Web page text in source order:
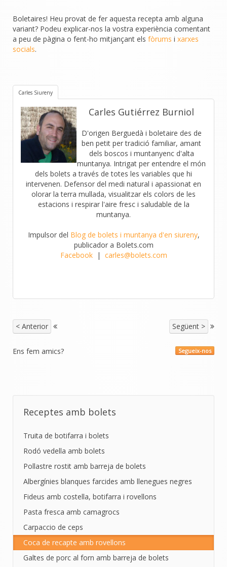
Boletaires! Heu provat de fer aquesta recepta amb alguna
variant? Podeu explicar-nos la vostra experiència comentant
a peu de pàgina o fent-ho mitjançant els fòrums i xarxes
socials.
Carles Siureny
Carles Gutiérrez Burniol
D'origen Berguedà i boletaire des de
ben petit per tradició familiar, amant
dels boscos i muntanyenc d'alta
muntanya. Intrigat per entendre el món
dels bolets a través de totes les variables que hi
intervenen. Defensor del medi natural i apassionat en
olorar la terra mullada, visualitzar els colors de les
estacions i respirar l'aire fresc i saludable de la
muntanya.
Impulsor del Blog de bolets i muntanya d'en siureny,
publicador a Bolets.com
Facebook| carles@bolets.com
< Anterior Següent >
Segueix-nos
Ens fem amics?
Receptes amb bolets
Truita de botifarra i bolets
Rodó vedella amb bolets
Pollastre rostit amb barreja de bolets
Albergínies blanques farcides amb llenegues negres
Fideus amb costella, botifarra i rovellons
Pasta fresca amb camagrocs
Carpaccio de ceps
Coca de recapte amb rovellons
Galtes de porc al forn amb barreja de bolets